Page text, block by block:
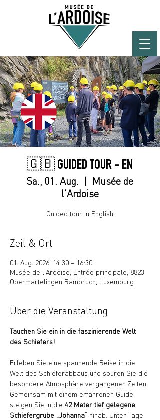
🇬🇧 GUIDED TOUR - EN
Sa., 01. Aug.
  |
Musée de
l'Ardoise
Guided tour in English
Zeit & Ort
01. Aug. 2026, 14:30 – 16:30
Musée de l'Ardoise, Entrée principale, 8823
Obermartelingen Rambruch, Luxemburg
Über die Veranstaltung
Tauchen Sie ein in die faszinierende Welt
des Schiefers!
Erleben Sie eine spannende Reise in die
Welt des Schieferabbaus und spüren Sie die
besondere Atmosphäre vergangener Zeiten.
Gemeinsam mit einem erfahrenen Guide
steigen Sie in die 42 Meter tief gelegene
Schiefergrube „Johanna“ hinab. Unter Tage